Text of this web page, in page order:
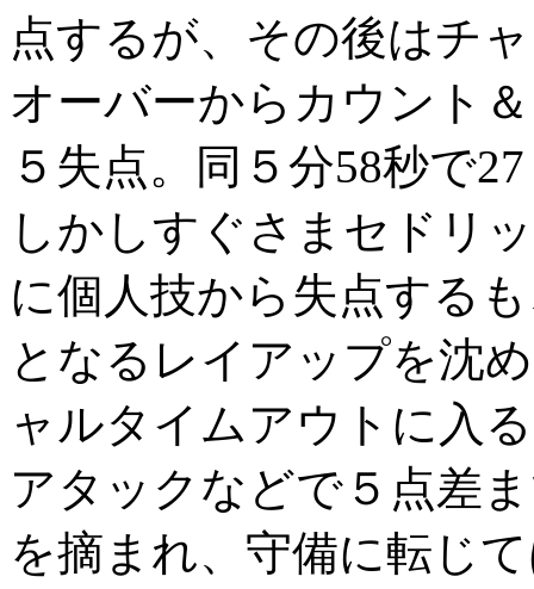
点するが、その後はチ
オーバーからカウント
５失点。同５分58秒で
しかしすぐさまセドリ
に個人技から失点する
となるレイアップを沈
ャルタイムアウトに入
アタックなどで５点差
を摘まれ、守備に転じ